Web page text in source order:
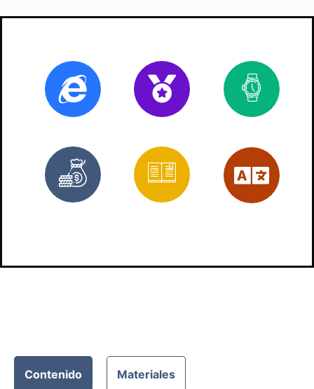
Online
Bonificado
Certificado
trabajos
Contenido Materiales